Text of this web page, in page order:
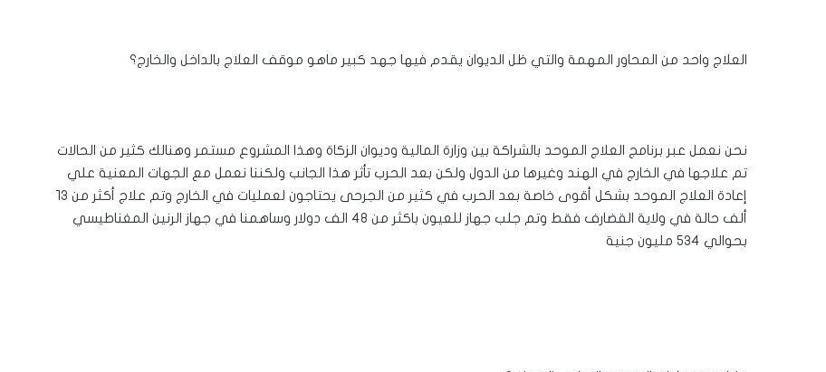
العلاج واحد من المحاور المهمة والتي ظل الديوان يقدم فيها جهد كبير ماهو موقف العلاج بالداخل والخارج؟
نحن نعمل عبر برنامج العلاج الموحد بالشراكة بين وزارة المالية وديوان الزكاة وهذا المشروع مستمر وهنالك كثير من الحالات
تم علاجها في الخارج في الهند وغيرها من الدول ولكن بعد الحرب تأثر هذا الجانب ولكننا نعمل مع الجهات المعنية علي
إعادة العلاج الموحد بشكل أقوى خاصة بعد الحرب في كثير من الجرحى يحتاجون لعمليات في الخارج وتم علاج أكثر من ١٣
ألف حالة في ولاية القضارف فقط وتم جلب جهاز للعيون باكثر من ٤٨ الف دولار وساهمنا في جهاز الرنين المغناطيسي
بحوالي ٥٣٤ مليون جنية